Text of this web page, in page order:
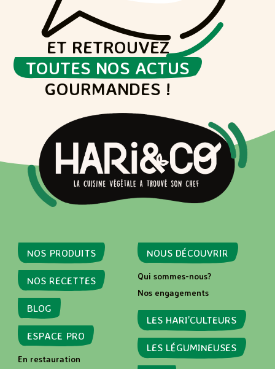
ET RETROUVEZ
TOUTES NOS ACTUS
GOURMANDES !
NOS PRODUITS
NOS RECETTES
BLOG
ESPACE PRO
En restauration
NOUS DÉCOUVRIR
Qui sommes-nous?
Nos engagements
LES HARI’CULTEURS
LES LÉGUMINEUSES